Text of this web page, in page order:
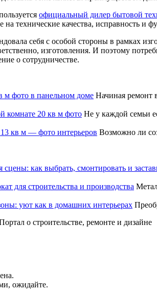
официальный дилер бытовой
на технические качества, исправность
себя с особой стороны в рамках
изготовления. И поэтому
о сотрудничестве.
м фото в панельном доме Начиная ремонт
комнате 20 кв м фото Не у каждой семьи
кв м — фото интерьеров Возможно ли
как выбрать, смонтировать и
для строительства и производства
уют как в домашних интерьерах
о строительстве, ремонте и дизайне
ожидайте.